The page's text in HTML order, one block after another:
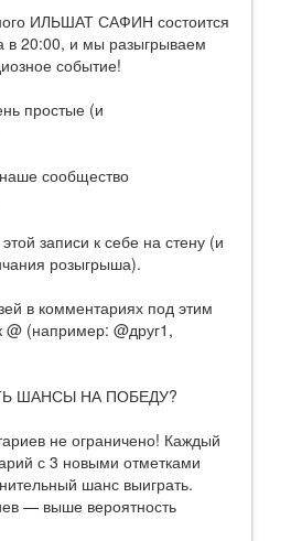
ИЛЬШАТ САФИН состоится
в 20:00, и мы разыгрываем
событие!
простые (и
сообщество
записи к себе на стену (и
розыгрыша).
в комментариях под этим
@ (например: @друг1,
ШАНСЫ НА ПОБЕДУ?
не ограничено! Каждый
с 3 новыми отметками
шанс выиграть.
— выше вероятность